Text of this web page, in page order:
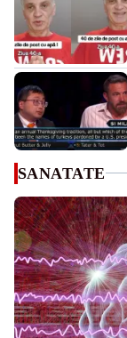
SANATATE